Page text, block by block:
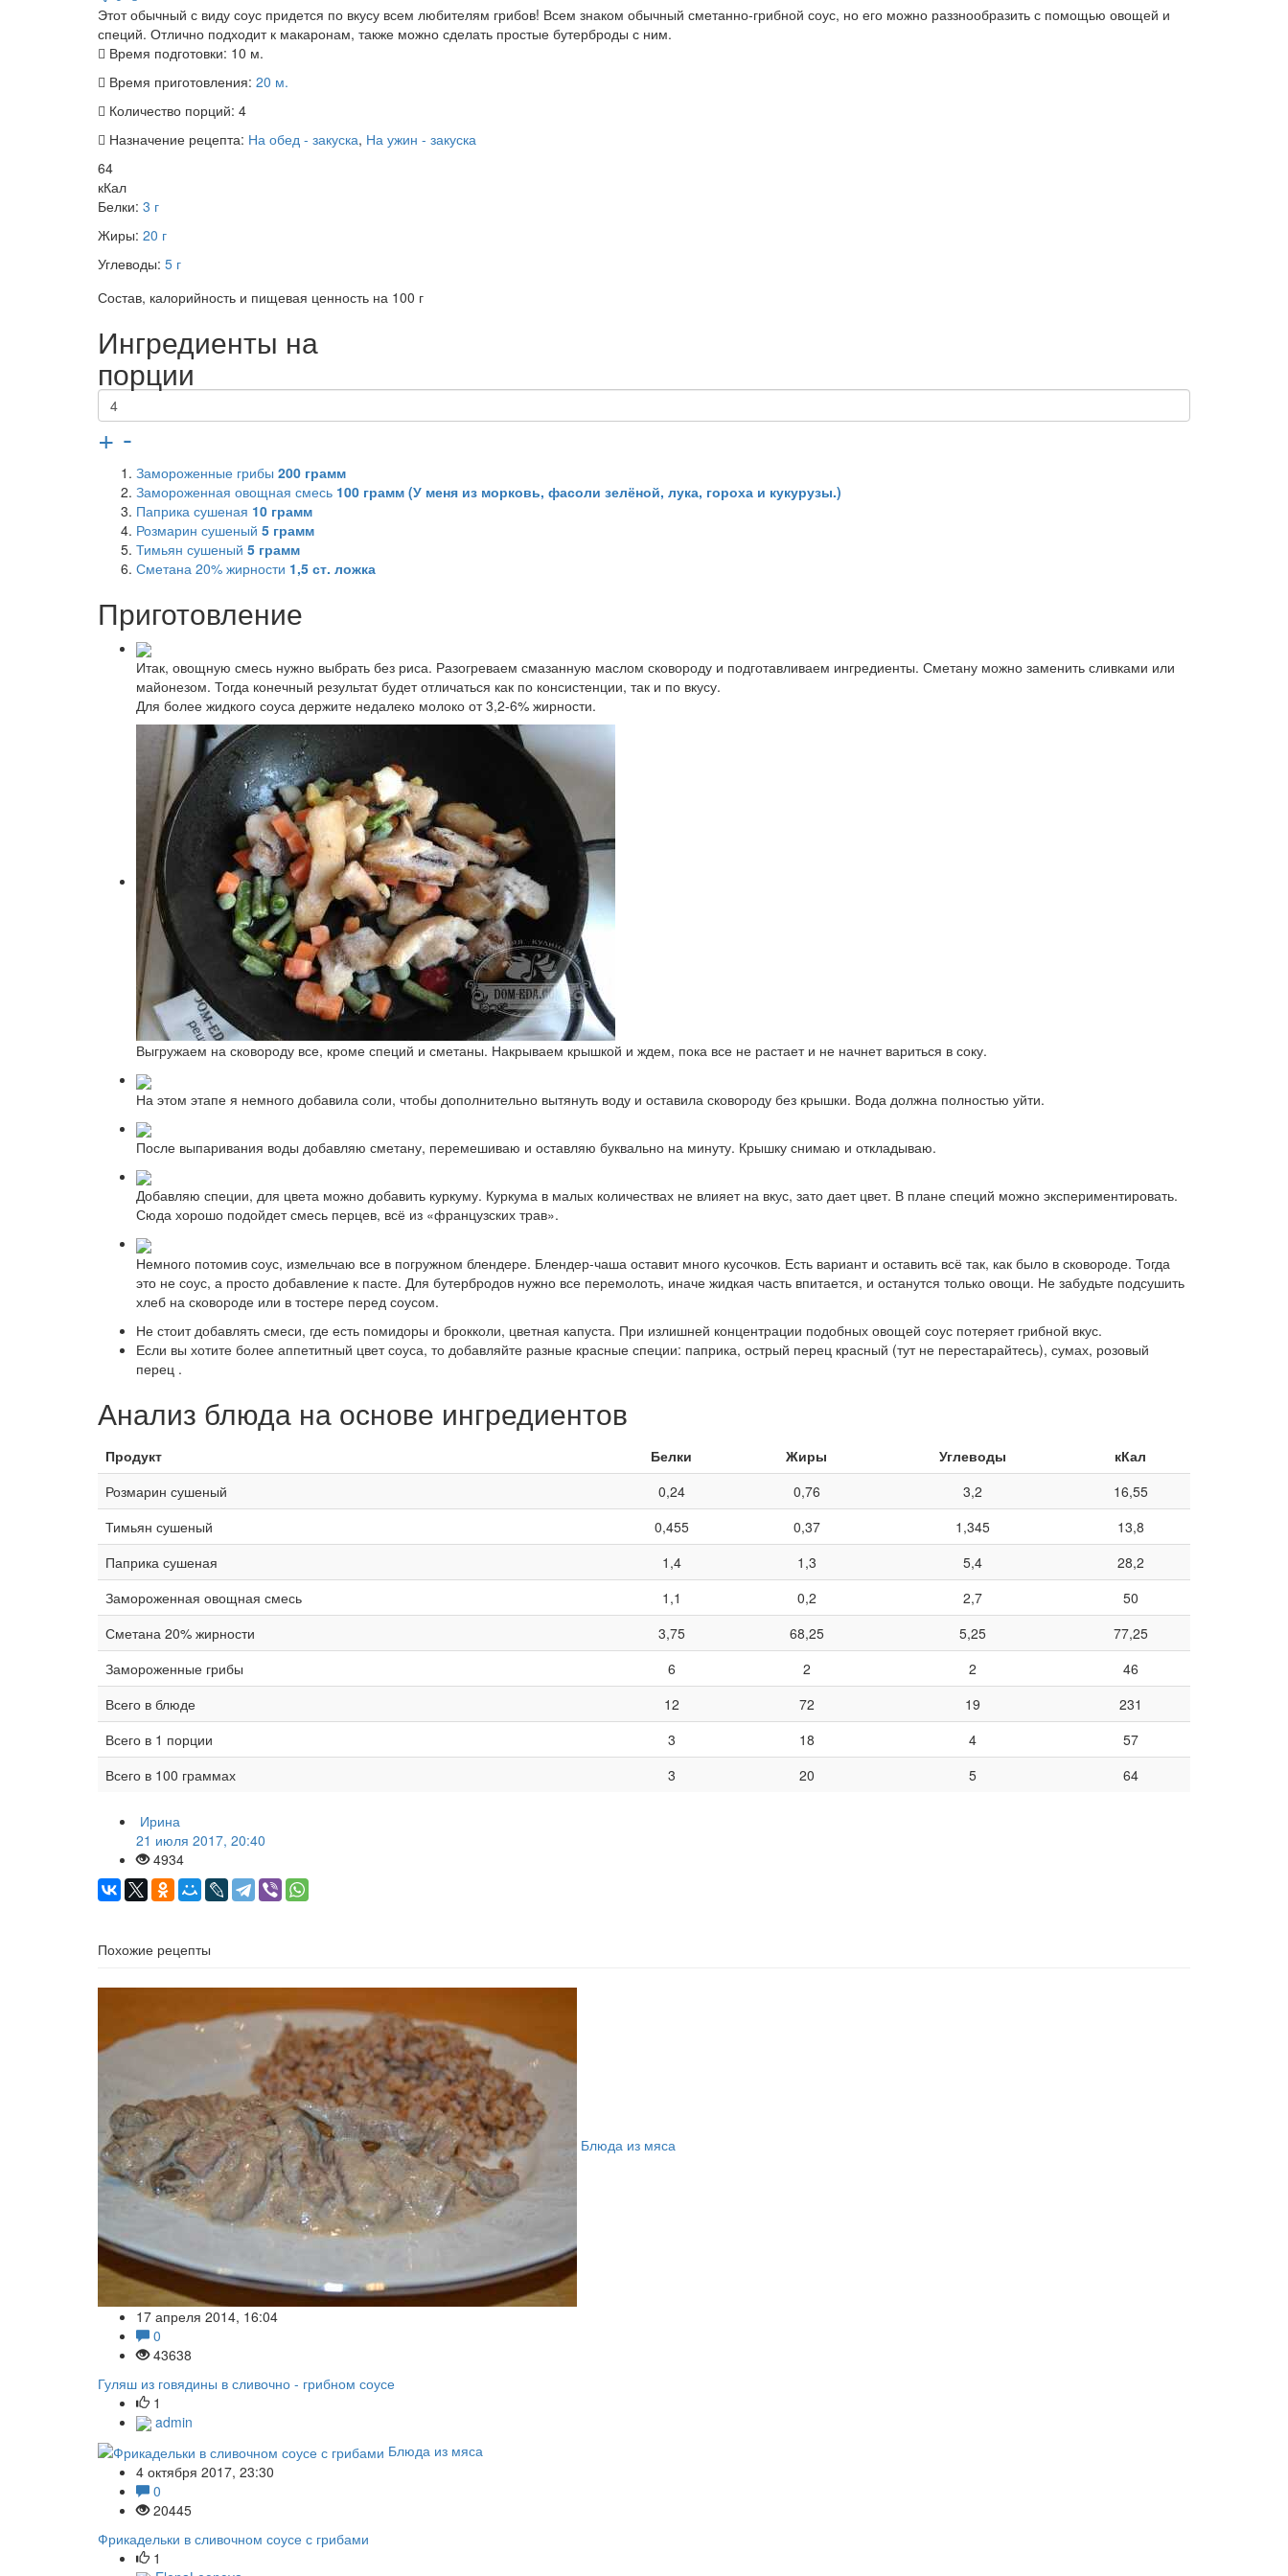
Этот обычный с виду соус придется по вкусу всем любителям грибов! Всем знаком обычный сметанно-грибной соус, но его можно раззнообразить с помощью овощей и
специй. Отлично подходит к макаронам, также можно сделать простые бутерброды с ним.
Время подготовки: 10 м.
Время приготовления: 20 м.
Количество порций: 4
Назначение рецепта: На обед - закуска, На ужин - закуска
64
кКал
Белки: 3 г
Жиры: 20 г
Углеводы: 5 г
Состав, калорийность и пищевая ценность на 100 г
Ингредиенты на
порции
+ -
Замороженные грибы 200 грамм
Замороженная овощная смесь 100 грамм (У меня из морковь, фасоли зелёной, лука, гороха и кукурузы.)
Паприка сушеная 10 грамм
Розмарин сушеный 5 грамм
Тимьян сушеный 5 грамм
Сметана 20% жирности 1,5 ст. ложка
Приготовление
Итак, овощную смесь нужно выбрать без риса. Разогреваем смазанную маслом сковороду и подготавливаем ингредиенты. Сметану можно заменить сливками или
майонезом. Тогда конечный результат будет отличаться как по консистенции, так и по вкусу.
Для более жидкого соуса держите недалеко молоко от 3,2-6% жирности.
Выгружаем на сковороду все, кроме специй и сметаны. Накрываем крышкой и ждем, пока все не растает и не начнет вариться в соку.
На этом этапе я немного добавила соли, чтобы дополнительно вытянуть воду и оставила сковороду без крышки. Вода должна полностью уйти.
После выпаривания воды добавляю сметану, перемешиваю и оставляю буквально на минуту. Крышку снимаю и откладываю.
Добавляю специи, для цвета можно добавить куркуму. Куркума в малых количествах не влияет на вкус, зато дает цвет. В плане специй можно экспериментировать.
Сюда хорошо подойдет смесь перцев, всё из «французских трав».
Немного потомив соус, измельчаю все в погружном блендере. Блендер-чаша оставит много кусочков. Есть вариант и оставить всё так, как было в сковороде. Тогда
это не соус, а просто добавление к пасте. Для бутербродов нужно все перемолоть, иначе жидкая часть впитается, и останутся только овощи. Не забудьте подсушить
хлеб на сковороде или в тостере перед соусом.
Не стоит добавлять смеси, где есть помидоры и брокколи, цветная капуста. При излишней концентрации подобных овощей соус потеряет грибной вкус.
Если вы хотите более аппетитный цвет соуса, то добавляйте разные красные специи: паприка, острый перец красный (тут не перестарайтесь), сумах, розовый
перец .
Анализ блюда на основе ингредиентов
Продукт Белки Жиры Углеводы
кКал
Розмарин сушеный
0,24 0,76 3,2
16,55
Тимьян сушеный
0,455 0,37 1,345
13,8
Паприка сушеная
1,4 1,3 5,4
28,2
Замороженная овощная смесь
1,1 0,2 2,7
50
Сметана 20% жирности
3,75 68,25 5,25
77,25
Замороженные грибы
6 2 2
46
Всего в блюде
12 72 19
231
Всего в 1 порции
3 18 4
57
Всего в 100 граммах
3 20 5 64
Ирина
21 июля 2017, 20:40
4934
Похожие рецепты
Блюда из мяса
17 апреля 2014, 16:04
0
43638
Гуляш из говядины в сливочно - грибном соусе
1
admin
Блюда из мяса
4 октября 2017, 23:30
0
20445
Фрикадельки в сливочном соусе с грибами
1